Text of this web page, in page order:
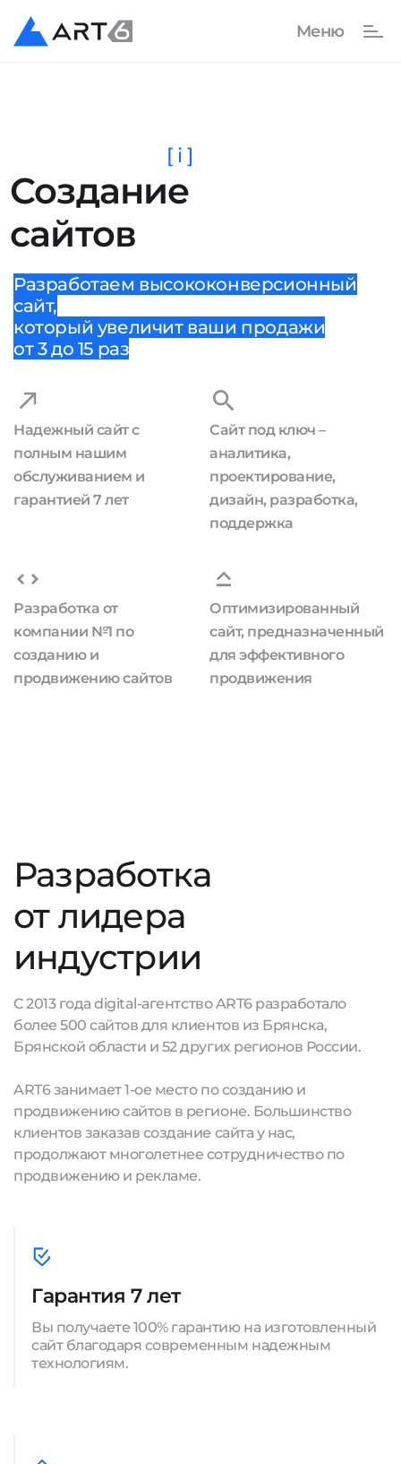
Создание
сайтов
[ i ]
Разработаем высококонверсионный
сайт,
который увеличит ваши продажи
от 3 до 15 раз
Надежный сайт с
полным нашим
обслуживанием и
гарантией 7 лет
Сайт под ключ –
аналитика,
проектирование,
дизайн, разработка,
поддержка
Разработка от
компании №1 по
созданию и
продвижению сайтов
Оптимизированный
сайт, предназначенный
для эффективного
продвижения
Разработка
от лидера
индустрии
С 2013 года digital-агентство ART6 разработало
более 500 сайтов для клиентов из Брянска,
Брянской области и 52 других регионов России.
ART6 занимает 1-ое место по созданию и
продвижению сайтов в регионе. Большинство
клиентов заказав создание сайта у нас,
продолжают многолетнее сотрудничество по
продвижению и рекламе.
Гарантия 7 лет
Вы получаете 100% гарантию на изготовленный
сайт благодаря современным надежным
технологиям.